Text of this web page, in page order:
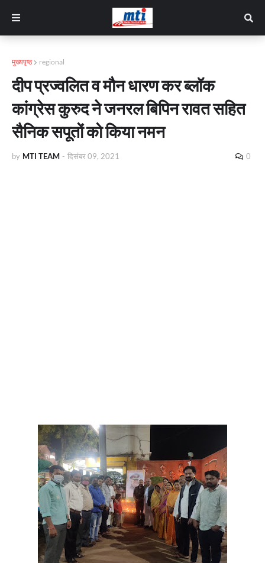
मुख्यपृष्ठ regional
दीप प्रज्वलित व मौन धारण कर ब्लॉक
कांग्रेस कुरुद ने जनरल बिपिन रावत सहित
सैनिक सपूतों को किया नमन
by MTI TEAM - दिसंबर 09, 2021 0